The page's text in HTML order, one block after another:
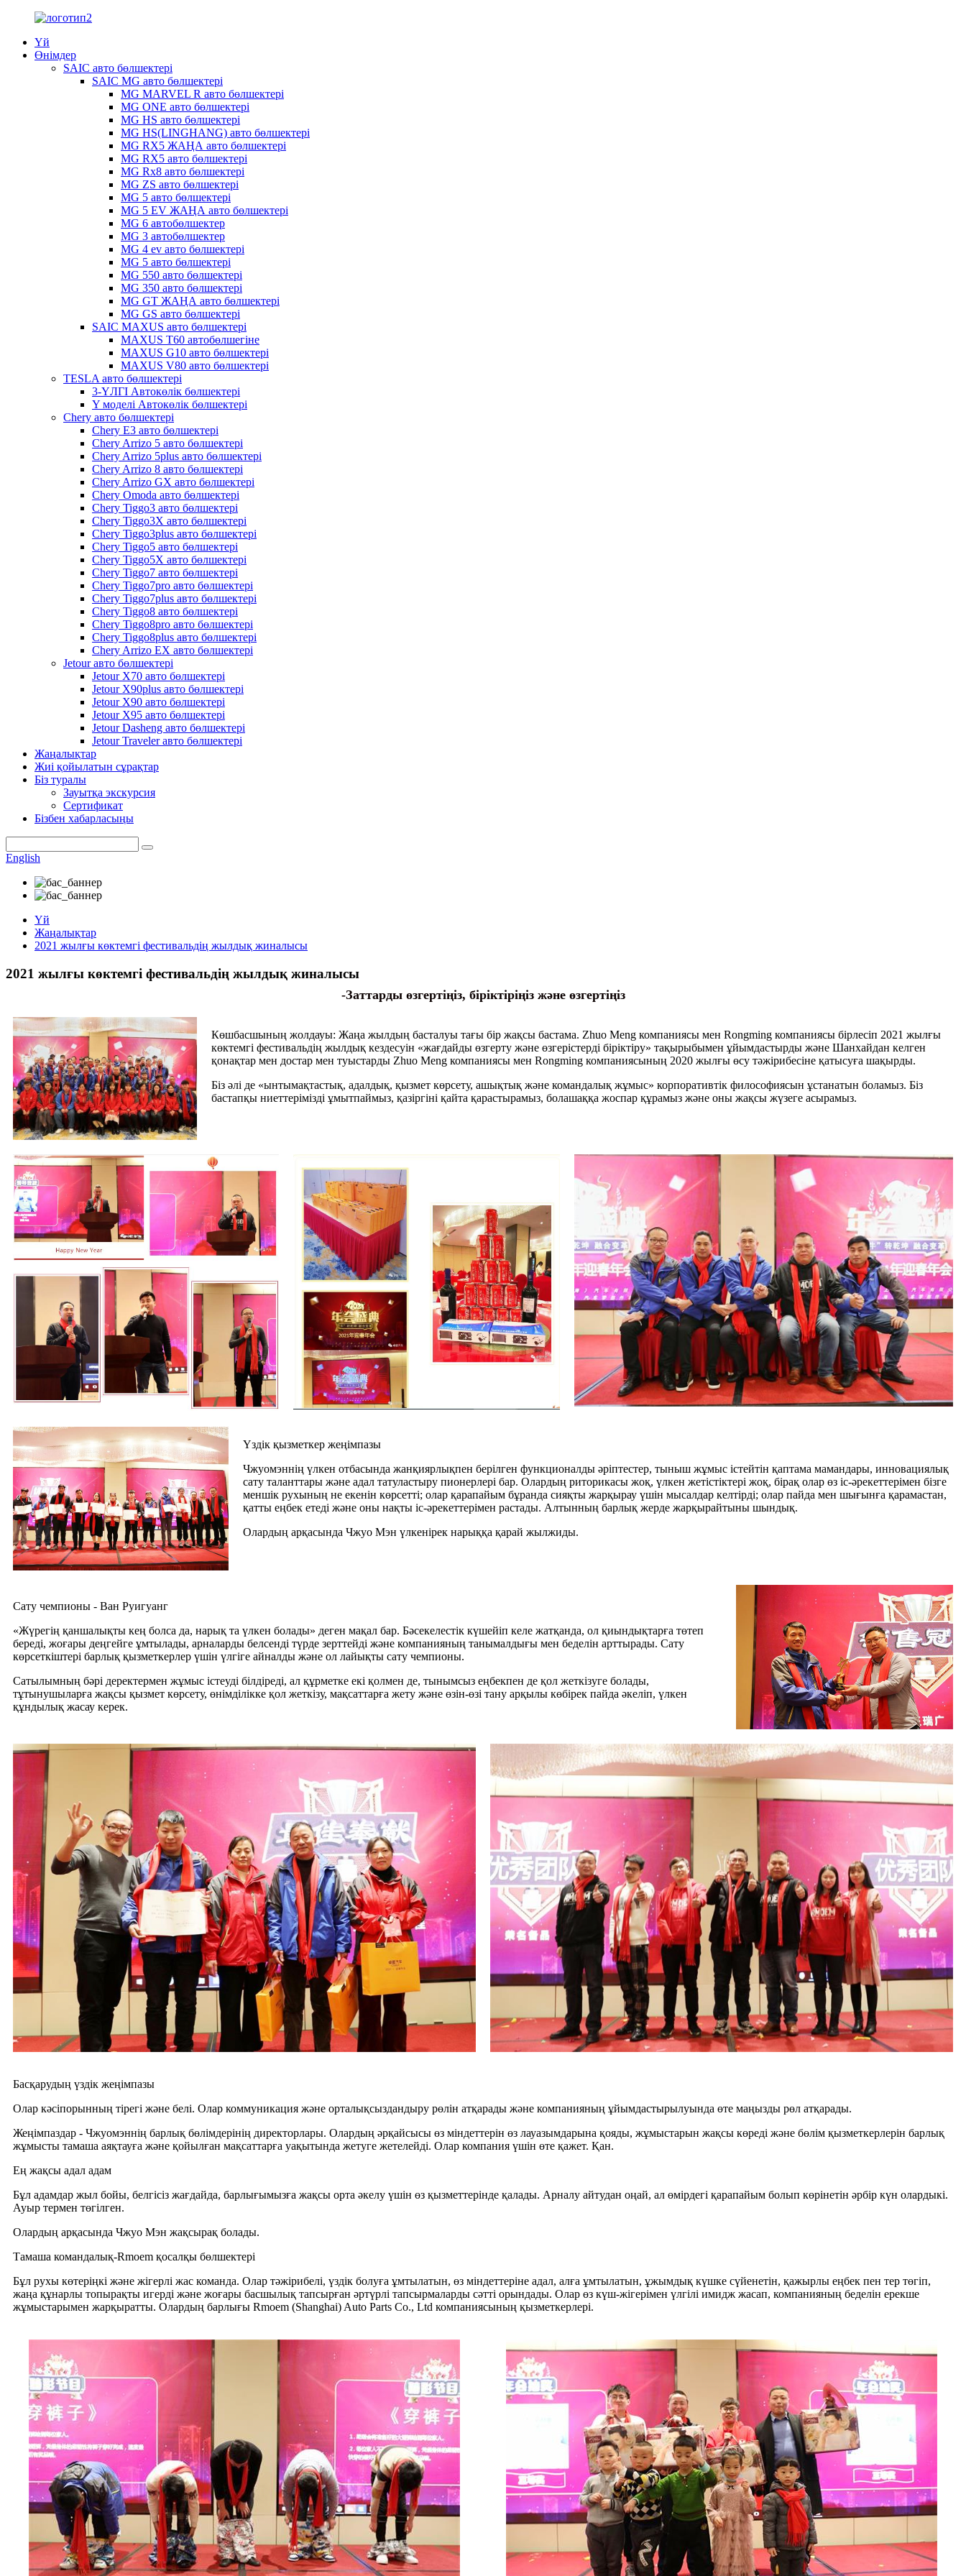
Үй
Өнімдер
SAIC авто бөлшектері
SAIC MG авто бөлшектері
MG MARVEL R авто бөлшектері
MG ONE авто бөлшектері
MG HS авто бөлшектері
MG HS(LINGHANG) авто бөлшектері
MG RX5 ЖАҢА авто бөлшектері
MG RX5 авто бөлшектері
MG Rx8 авто бөлшектері
MG ZS авто бөлшектері
MG 5 авто бөлшектері
MG 5 EV ЖАҢА авто бөлшектері
MG 6 автобөлшектер
MG 3 автобөлшектер
MG 4 ev авто бөлшектері
MG 5 авто бөлшектері
MG 550 авто бөлшектері
MG 350 авто бөлшектері
MG GT ЖАҢА авто бөлшектері
MG GS авто бөлшектері
SAIC MAXUS авто бөлшектері
MAXUS T60 автобөлшегіне
MAXUS G10 авто бөлшектері
MAXUS V80 авто бөлшектері
TESLA авто бөлшектері
3-ҮЛГІ Автокөлік бөлшектері
Y моделі Автокөлік бөлшектері
Chery авто бөлшектері
Chery E3 авто бөлшектері
Chery Arrizo 5 авто бөлшектері
Chery Arrizo 5plus авто бөлшектері
Chery Arrizo 8 авто бөлшектері
Chery Arrizo GX авто бөлшектері
Chery Omoda авто бөлшектері
Chery Tiggo3 авто бөлшектері
Chery Tiggo3X авто бөлшектері
Chery Tiggo3plus авто бөлшектері
Chery Tiggo5 авто бөлшектері
Chery Tiggo5X авто бөлшектері
Chery Tiggo7 авто бөлшектері
Chery Tiggo7pro авто бөлшектері
Chery Tiggo7plus авто бөлшектері
Chery Tiggo8 авто бөлшектері
Chery Tiggo8pro авто бөлшектері
Chery Tiggo8plus авто бөлшектері
Chery Arrizo EX авто бөлшектері
Jetour авто бөлшектері
Jetour X70 авто бөлшектері
Jetour X90plus авто бөлшектері
Jetour X90 авто бөлшектері
Jetour X95 авто бөлшектері
Jetour Dasheng авто бөлшектері
Jetour Traveler авто бөлшектері
Жаңалықтар
Жиі қойылатын сұрақтар
Біз туралы
Зауытқа экскурсия
Сертификат
Бізбен хабарласыңы
English
Үй
Жаңалықтар
2021 жылғы көктемгі фестивальдің жылдық жиналысы
2021 жылғы көктемгі фестивальдің жылдық жиналысы
-Заттарды өзгертіңіз, біріктіріңіз және өзгертіңіз
Көшбасшының жолдауы: Жаңа жылдың басталуы тағы бір жақсы бастама. Zhuo Meng компаниясы мен Rongming компаниясы бірлесіп 2021 жылғы
көктемгі фестивальдің жылдық кездесуін «жағдайды өзгерту және өзгерістерді біріктіру» тақырыбымен ұйымдастырды және Шанхайдан келген
қонақтар мен достар мен туыстарды Zhuo Meng компаниясы мен Rongming компаниясының 2020 жылғы өсу тәжірибесіне қатысуға шақырды.
Біз әлі де «ынтымақтастық, адалдық, қызмет көрсету, ашықтық және командалық жұмыс» корпоративтік философиясын ұстанатын боламыз. Біз
бастапқы ниеттерімізді ұмытпаймыз, қазіргіні қайта қарастырамыз, болашаққа жоспар құрамыз және оны жақсы жүзеге асырамыз.
Үздік қызметкер жеңімпазы
Чжуомэннің үлкен отбасында жанқиярлықпен берілген функционалды әріптестер, тыныш жұмыс істейтін қаптама мамандары, инновациялық
сату таланттары және адал татуластыру пионерлері бар. Олардың риторикасы жоқ, үлкен жетістіктері жоқ, бірақ олар өз іс-әрекеттерімен бізге
меншік рухының не екенін көрсетті; олар қарапайым бұранда сияқты жарқырау үшін мысалдар келтірді; олар пайда мен шығынға қарамастан,
қатты еңбек етеді және оны нақты іс-әрекеттерімен растады. Алтынның барлық жерде жарқырайтыны шындық.
Олардың арқасында Чжуо Мэн үлкенірек нарыққа қарай жылжиды.
Сату чемпионы - Ван Руигуанг
«Жүрегің қаншалықты кең болса да, нарық та үлкен болады» деген мақал бар. Бәсекелестік күшейіп келе жатқанда, ол қиындықтарға төтеп
береді, жоғары деңгейге ұмтылады, арналарды белсенді түрде зерттейді және компанияның танымалдығы мен беделін арттырады. Сату
көрсеткіштері барлық қызметкерлер үшін үлгіге айналды және ол лайықты сату чемпионы.
Сатылымның бәрі деректермен жұмыс істеуді білдіреді, ал құрметке екі қолмен де, тынымсыз еңбекпен де қол жеткізуге болады,
тұтынушыларға жақсы қызмет көрсету, өнімділікке қол жеткізу, мақсаттарға жету және өзін-өзі тану арқылы көбірек пайда әкеліп, үлкен
құндылық жасау керек.
Басқарудың үздік жеңімпазы
Олар кәсіпорынның тірегі және белі. Олар коммуникация және орталықсыздандыру рөлін атқарады және компанияның ұйымдастырылуында өте маңызды рөл атқарады.
Жеңімпаздар - Чжуомэннің барлық бөлімдерінің директорлары. Олардың әрқайсысы өз міндеттерін өз лауазымдарына қояды, жұмыстарын жақсы көреді және бөлім қызметкерлерін барлық
жұмысты тамаша аяқтауға және қойылған мақсаттарға уақытында жетуге жетелейді. Олар компания үшін өте қажет. Қан.
Ең жақсы адал адам
Бұл адамдар жыл бойы, белгісіз жағдайда, барлығымызға жақсы орта әкелу үшін өз қызметтерінде қалады. Арналу айтудан оңай, ал өмірдегі қарапайым болып көрінетін әрбір күн олардыкі.
Ауыр термен төгілген.
Олардың арқасында Чжуо Мэн жақсырақ болады.
Тамаша командалық-Rmoem қосалқы бөлшектері
Бұл рухы көтеріңкі және жігерлі жас команда. Олар тәжірибелі, үздік болуға ұмтылатын, өз міндеттеріне адал, алға ұмтылатын, ұжымдық күшке сүйенетін, қажырлы еңбек пен тер төгіп,
жаңа құнарлы топырақты игерді және жоғары басшылық тапсырған әртүрлі тапсырмаларды сәтті орындады. Олар өз күш-жігерімен үлгілі имидж жасап, компанияның беделін ерекше
жұмыстарымен жарқыратты. Олардың барлығы Rmoem (Shanghai) Auto Parts Co., Ltd компаниясының қызметкерлері.